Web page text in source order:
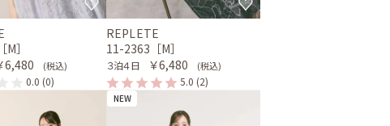
］
6,480 (税込)
0.0 (0)
REPLETE
11-2363［M］
３泊４日 ￥6,480 (税込)
5.0 (2)
NEW